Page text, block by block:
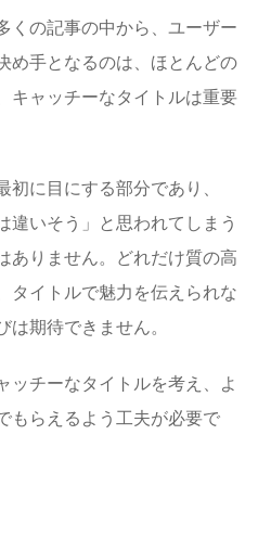
くの記事の中から、ユーザー
め手となるのは、ほとんどの
キャッチーなタイトルは重要
初に目にする部分であり、
違いそう」と思われてしまう
ありません。どれだけ質の高
タイトルで魅力を伝えられな
は期待できません。
ッチーなタイトルを考え、よ
もらえるよう工夫が必要で